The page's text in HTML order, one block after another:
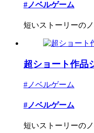
#ノベルゲーム
短いストーリーの
超ショート作品
#ノベルゲーム
#ノベルゲーム
短いストーリーの